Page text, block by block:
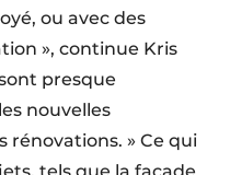
ou avec des
», continue Kris
presque
nouvelles
rénovations. » Ce qui